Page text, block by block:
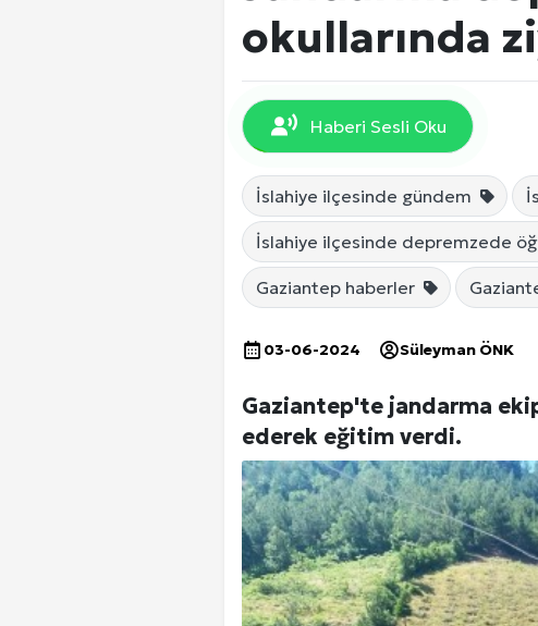
okullarında
Haberi Sesli Oku
İslahiye ilçesinde gündem
İslahiye ilçesinde depremzede
Gaziantep haberler
03-06-2024 Süleyman ÖNK
Gaziantep'te jandarma
ederek eğitim verdi.
Yerel Haberler